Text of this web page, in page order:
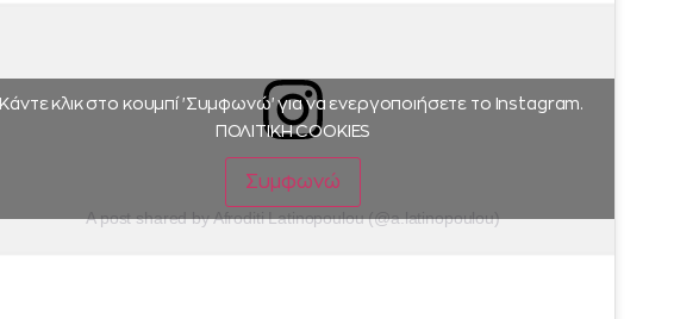
A post shared by Afroditi Latinopoulou (@a.latinopoulou)
Κάντε κλικ στο κουμπί 'Συμφωνώ' για να ενεργοποιήσετε το Instagram.
ΠΟΛΙΤΙΚΗ COOKIES
Συμφωνώ